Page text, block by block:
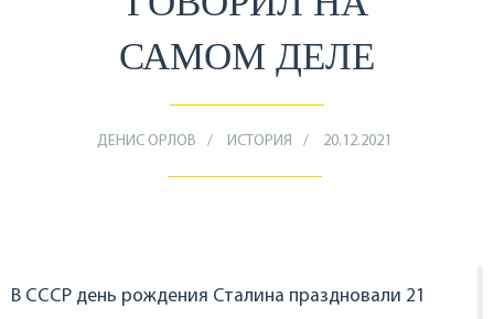
САМОМ ДЕЛЕ
ДЕНИС ОРЛОВ ИСТОРИЯ 20.12.2021
В СССР день рождения Сталина праздновали 21